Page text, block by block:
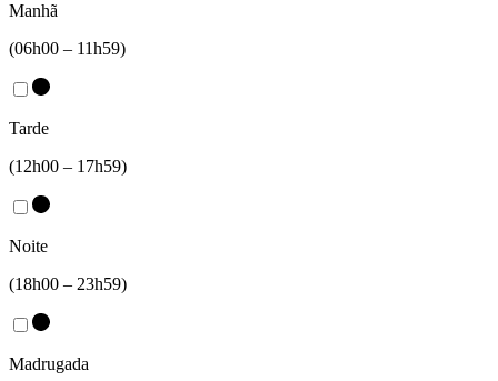
Manhã
(06h00 – 11h59)
Tarde
(12h00 – 17h59)
Noite
(18h00 – 23h59)
Madrugada